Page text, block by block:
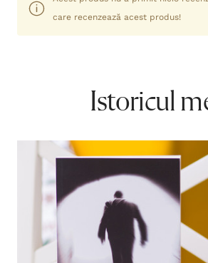
care recenzează acest produs!
Istoricul